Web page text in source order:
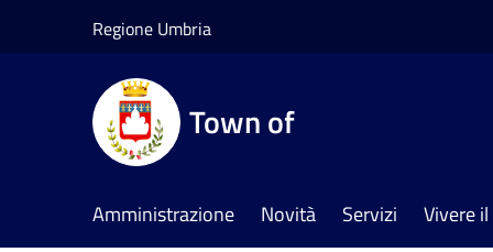
Regione Umbria
Town of
Amministrazione Novità Servizi Vivere